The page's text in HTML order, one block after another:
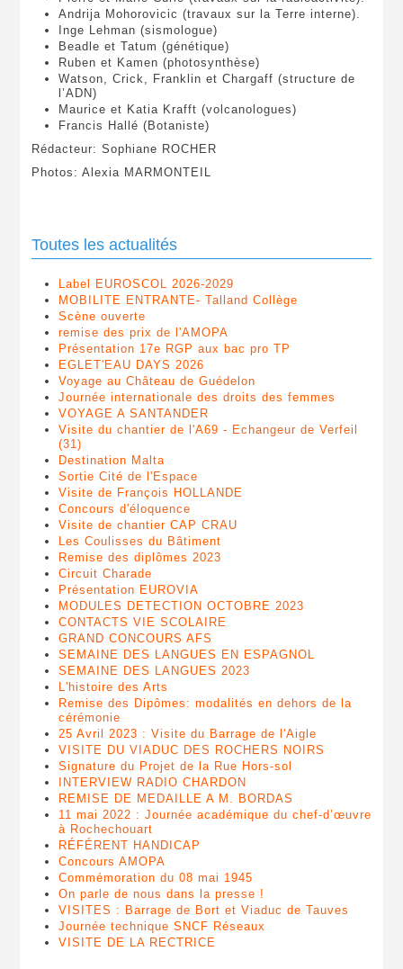
Andrija Mohorovicic (travaux sur la Terre interne).
Inge Lehman (sismologue)
Beadle et Tatum (génétique)
Ruben et Kamen (photosynthèse)
Watson, Crick, Franklin et Chargaff (structure de
l’ADN)
Maurice et Katia Krafft (volcanologues)
Francis Hallé (Botaniste)
Rédacteur: Sophiane ROCHER
Photos: Alexia MARMONTEIL
Toutes les actualités
Label EUROSCOL 2026-2029
MOBILITE ENTRANTE- Talland Collège
Scène ouverte
remise des prix de l'AMOPA
Présentation 17e RGP aux bac pro TP
EGLET'EAU DAYS 2026
Voyage au Château de Guédelon
Journée internationale des droits des femmes
VOYAGE A SANTANDER
Visite du chantier de l'A69 - Echangeur de Verfeil
(31)
Destination Malta
Sortie Cité de l'Espace
Visite de François HOLLANDE
Concours d'éloquence
Visite de chantier CAP CRAU
Les Coulisses du Bâtiment
Remise des diplômes 2023
Circuit Charade
Présentation EUROVIA
MODULES DETECTION OCTOBRE 2023
CONTACTS VIE SCOLAIRE
GRAND CONCOURS AFS
SEMAINE DES LANGUES EN ESPAGNOL
SEMAINE DES LANGUES 2023
L'histoire des Arts
Remise des Dipômes: modalités en dehors de la
cérémonie
25 Avril 2023 : Visite du Barrage de l'Aigle
VISITE DU VIADUC DES ROCHERS NOIRS
Signature du Projet de la Rue Hors-sol
INTERVIEW RADIO CHARDON
REMISE DE MEDAILLE A M. BORDAS
11 mai 2022 : Journée académique du chef-d’œuvre
à Rochechouart
RÉFÉRENT HANDICAP
Concours AMOPA
Commémoration du 08 mai 1945
On parle de nous dans la presse !
VISITES : Barrage de Bort et Viaduc de Tauves
Journée technique SNCF Réseaux
VISITE DE LA RECTRICE